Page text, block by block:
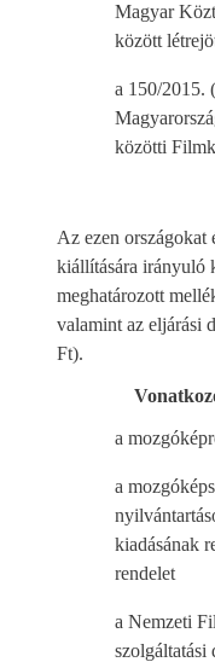
Magyar
között
a 150/2015.
közötti
Az ezen
kiállítására irányuló
meghatározott
valamint az eljárási
Ft).
Vonatkozó
a
a
kiadásának
rendelet
a Nemzeti
szolgáltatási